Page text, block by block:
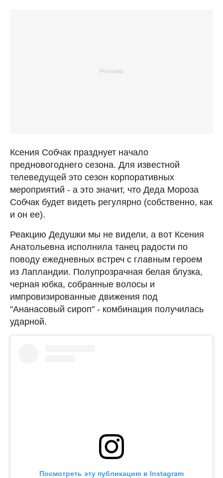
Ксения Собчак празднует начало
предновогоднего сезона. Для известной
телеведущей это сезон корпоративных
мероприятий - а это значит, что Деда Мороза
Собчак будет видеть регулярно (собственно, как
и он ее).
Реакцию Дедушки мы не видели, а вот Ксения
Анатольевна исполнила танец радости по
поводу ежедневных встреч с главным героем
из Лапландии. Полупрозрачная белая блузка,
черная юбка, собранные волосы и
импровизированные движения под
"Ананасовый сироп" - комбинация получилась
ударной.
Посмотреть эту публикацию в Instagram